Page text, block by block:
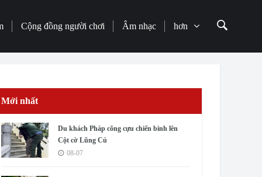
Cộng đồng người chơi Âm nhạc hơn
Mới nhất
Du khách Pháp cõng cựu chiến binh lên
Cột cờ Lũng Cú
08-07